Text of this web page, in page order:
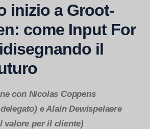
inizio a Groot-
come Input For
il
con Nicolas Coppens
e Alain Dewispelaere
valore per il cliente)